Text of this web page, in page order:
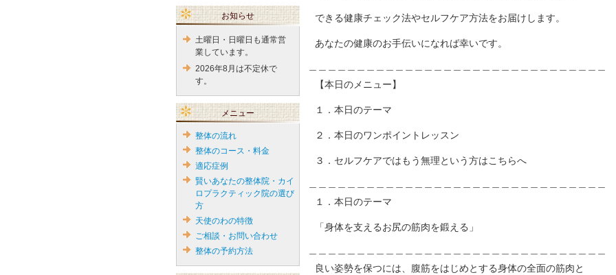
できる健康チェック法やセルフケア方法をお届けします。
あなたの健康のお手伝いになれば幸いです。
【本日のメニュー】
１．本日のテーマ
２．本日のワンポイントレッスン
３．セルフケアではもう無理という方はこちらへ
１．本日のテーマ
「身体を支えるお尻の筋肉を鍛える」
良い姿勢を保つには、腹筋をはじめとする身体の全面の筋肉と
お知らせ
土曜日・日曜日も通常営
業しています。
2026年8月は不定休で
す。
メニュー
整体の流れ
整体のコース・料金
適応症例
賢いあなたの整体院・カイ
ロプラクティック院の選び
方
天使のわの特徴
ご相談・お問い合わせ
整体の予約方法